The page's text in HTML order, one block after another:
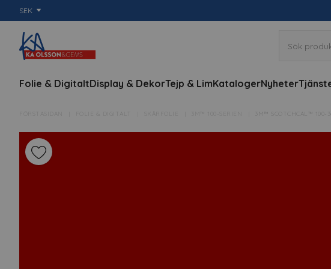
SEK
Folie & DigitaltDisplay & DekorTejp & LimKatalogerNyheter
FÖRSTASIDAN FOLIE & DIGITALT 3M™ 100-SERIEN 3M™ SCOTCHCAL™ 100-